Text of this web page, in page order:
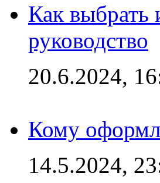
Как выбрать
руководство
20.6.2024,
Кому
14.5.2024,